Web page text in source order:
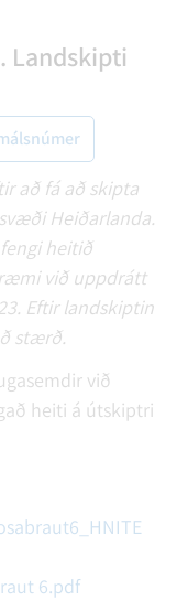
Landskipti
að fá að skipta
Heiðarlanda.
heitið
við uppdrátt
Eftir landskiptin
stærð.
við
heiti á útskiptri
6.pdf